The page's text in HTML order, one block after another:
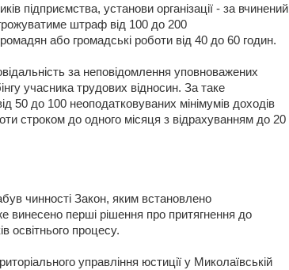
підприємства, установи організації - за вчинений
штраф від 100 до 200
або громадські роботи від 40 до 60 годин.
за неповідомлення уповноважених
учасника трудових відносин. За таке
50 до 100 неоподатковуваних мінімумів доходів
строком до одного місяця з відрахуванням до 20
чинності Закон, яким встановлено
винесено перші рішення про притягнення до
освітнього процесу.
управління юстиції у Миколаївській